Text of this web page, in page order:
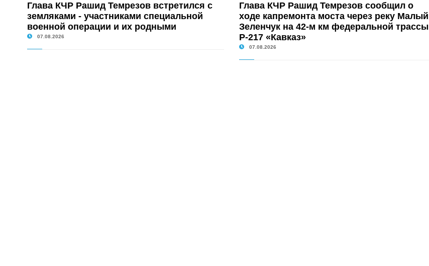
Глава КЧР Рашид Темрезов встретился с
земляками - участниками специальной
военной операции и их родными
07.08.2026
Глава КЧР Рашид Темрезов сообщил о
ходе капремонта моста через реку Малый
Зеленчук на 42-м км федеральной трассы
Р-217 «Кавказ»
07.08.2026